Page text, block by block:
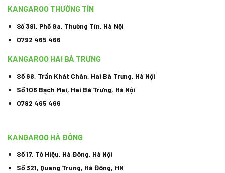
KANGAROO THƯỜNG TÍN
Số 391, Phố Ga, Thường Tín, Hà Nội
0792 465 466
KANGAROO HAI BÀ TRƯNG
Số 68, Trần Khát Chân, Hai Bà Trưng, Hà Nội
Số 106 Bạch Mai, Hai Bà Trưng, Hà Nội
0792 465 466
KANGAROO HÀ ĐÔNG
Số 17, Tô Hiệu, Hà Đông, Hà Nội
Số 321, Quang Trung, Hà Đông, HN